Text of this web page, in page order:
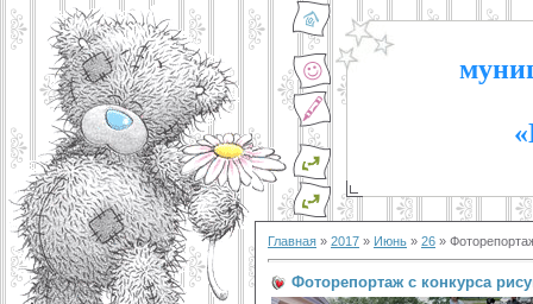
Главная » 2017 » Июнь » 26 »
Фоторепортаж с конкурса